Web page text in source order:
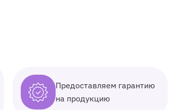
Предоставляем гарантию
на продукцию